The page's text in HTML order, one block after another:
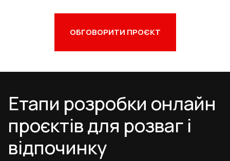
ОБГОВОРИТИ ПРОЄКТ
Етапи розробки онлайн
проєктів для розваг і
відпочинку